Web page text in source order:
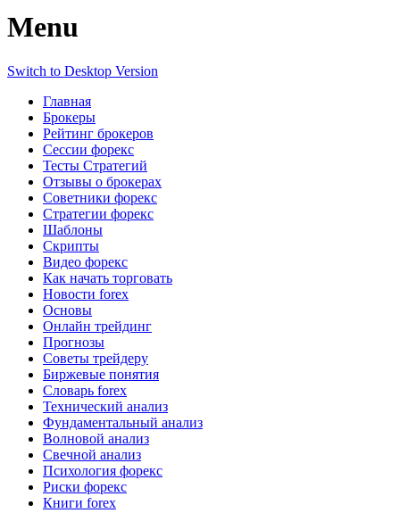
Menu
Switch to Desktop Version
Главная
Брокеры
Рейтинг брокеров
Сессии форекс
Тесты Стратегий
Отзывы о брокерах
Советники форекс
Стратегии форекс
Шаблоны
Скрипты
Видео форекс
Как начать торговать
Новости forex
Основы
Онлайн трейдинг
Прогнозы
Советы трейдеру
Биржевые понятия
Словарь forex
Технический анализ
Фундаментальный анализ
Волновой анализ
Свечной анализ
Психология форекс
Риски форекс
Книги forex